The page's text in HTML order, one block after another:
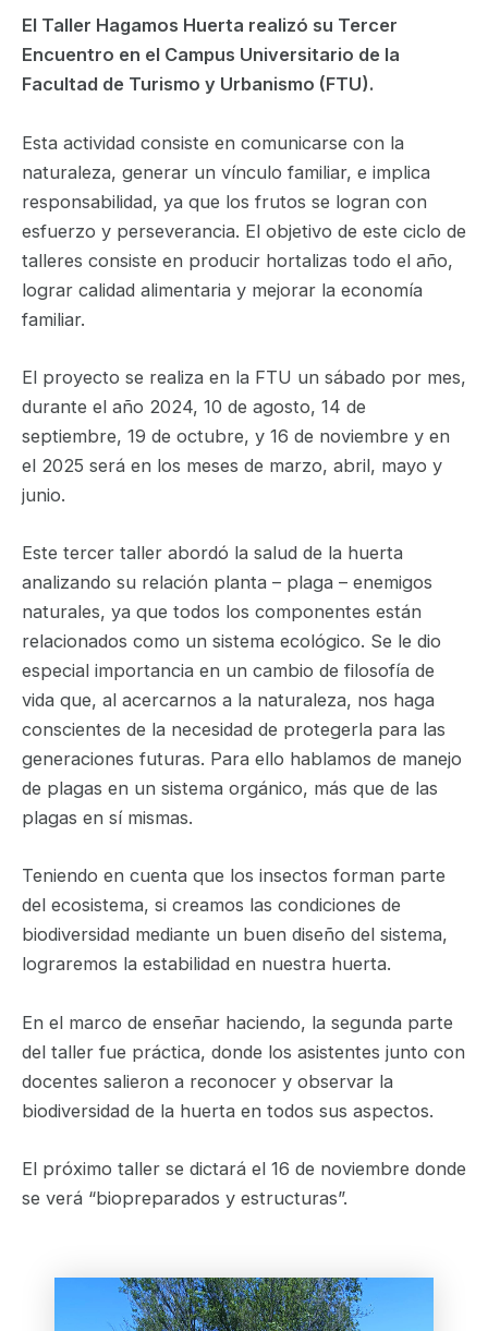
El Taller Hagamos Huerta realizó su Tercer
Encuentro en el Campus Universitario de la
Facultad de Turismo y Urbanismo (FTU).
Esta actividad consiste en comunicarse con la
naturaleza, generar un vínculo familiar, e implica
responsabilidad, ya que los frutos se logran con
esfuerzo y perseverancia. El objetivo de este ciclo de
talleres consiste en producir hortalizas todo el año,
lograr calidad alimentaria y mejorar la economía
familiar.
El proyecto se realiza en la FTU un sábado por mes,
durante el año 2024, 10 de agosto, 14 de
septiembre, 19 de octubre, y 16 de noviembre y en
el 2025 será en los meses de marzo, abril, mayo y
junio.
Este tercer taller abordó la salud de la huerta
analizando su relación planta – plaga – enemigos
naturales, ya que todos los componentes están
relacionados como un sistema ecológico. Se le dio
especial importancia en un cambio de filosofía de
vida que, al acercarnos a la naturaleza, nos haga
conscientes de la necesidad de protegerla para las
generaciones futuras. Para ello hablamos de manejo
de plagas en un sistema orgánico, más que de las
plagas en sí mismas.
Teniendo en cuenta que los insectos forman parte
del ecosistema, si creamos las condiciones de
biodiversidad mediante un buen diseño del sistema,
lograremos la estabilidad en nuestra huerta.
En el marco de enseñar haciendo, la segunda parte
del taller fue práctica, donde los asistentes junto con
docentes salieron a reconocer y observar la
biodiversidad de la huerta en todos sus aspectos.
El próximo taller se dictará el 16 de noviembre donde
se verá “biopreparados y estructuras”.